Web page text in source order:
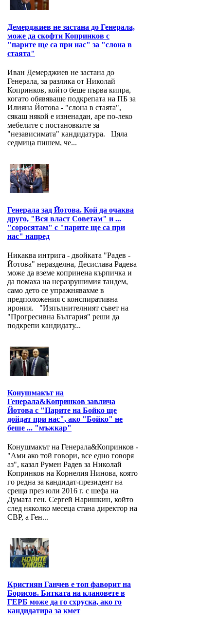
Демерджиев не застана до Генерала,
може да скофти Копринков с
"парите ще са при нас" за "слона в
стаята"
Иван Демерджиев не застана до
Генерала, за разлика от Николай
Копринков, който беше първа кипра,
когато обявяваше подкрепата на ПБ за
Илияна Йотова - "слона в стаята",
сякаш някой е изненадан, аре по-леко
мебелите с постановките за
"независимата" кандидатура. Цяла
седмица пишем, че...
Генерала зад Йотова. Кой да очаква
друго, "Вся власт Советам" и ...
"соросятам" с "парите ще са при
нас" напред
Никаква интрига - двойката "Радев -
Йотова" неразделна, Десислава Радева
може да вземе копринена кърпичка и
да помаха на неразрушимия тандем,
само дето се упражнявахме в
предположения с конспиративна
ирония. "Изпълнителният съвет на
"Прогресивна България" реши да
подкрепи кандидату...
Конушмакът на
Генерала&Копринков завлича
Йотова с "Парите на Бойко ще
дойдат при нас", ако "Бойко" не
беше ... "мъжкар"
Конушмакът на Генерала&Копринков -
"Ами ако той говори, все едно говоря
аз", казал Румен Радев за Николай
Копринков на Корнелия Нинова, която
го редна за кандидат-президент на
среща през юли 2016 г. с шефа на
Думата ген. Сергей Наришкин, който
след няколко месеца стана директор на
СВР, а Ген...
Кристиян Ганчев е топ фаворит на
Борисов. Битката на клановете в
ГЕРБ може да го схруска, ако го
кандидатира за кмет